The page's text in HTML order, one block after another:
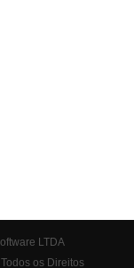
LTDA
os Direitos